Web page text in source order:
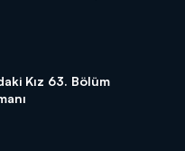
Kız 63. Bölüm